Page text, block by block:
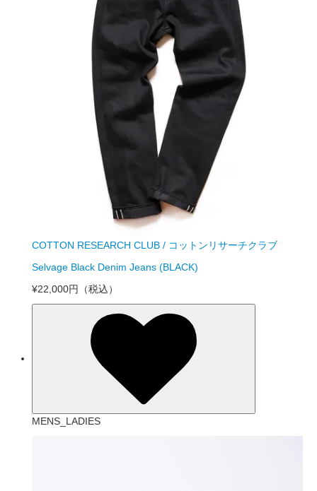
COTTON RESEARCH CLUB / コットンリサーチクラブ
Selvage Black Denim Jeans (BLACK)
¥22,000円
（税込）
MENS_LADIES